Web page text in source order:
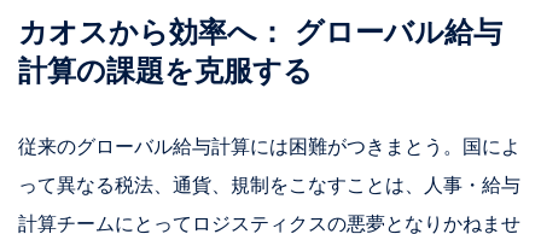
カオスから効率へ： グローバル給与
計算の課題を克服する
従来のグローバル給与計算には困難がつきまとう。国によ
って異なる税法、通貨、規制をこなすことは、人事・給与
計算チームにとってロジスティクスの悪夢となりかねませ